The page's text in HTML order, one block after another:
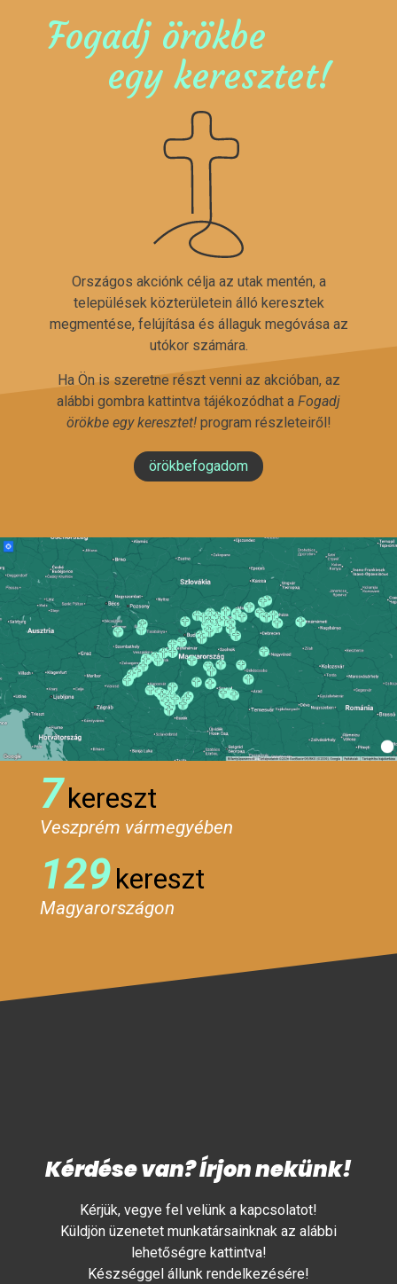
Fogadj örökbe
egy keresztet!
Országos akciónk célja az utak mentén, a
települések közterületein álló keresztek
megmentése, felújítása és állaguk megóvása az
utókor számára.
Ha Ön is szeretne részt venni az akcióban, az
alábbi gombra kattintva tájékozódhat a Fogadj
örökbe egy keresztet!program részleteiről!
örökbefogadom
7kereszt
Veszprém vármegyében
129kereszt
Magyarországon
Kérdése van? Írjon nekünk!
Kérjük, vegye fel velünk a kapcsolatot!
Küldjön üzenetet munkatársainknak az alábbi
lehetőségre kattintva!
Készséggel állunk rendelkezésére!